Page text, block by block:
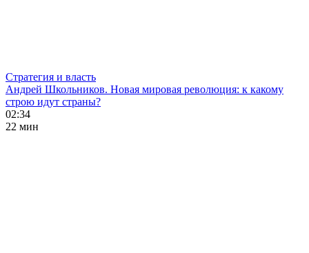
Стратегия и власть
Андрей Школьников. Новая мировая революция: к какому
строю идут страны?
02:34
22 мин